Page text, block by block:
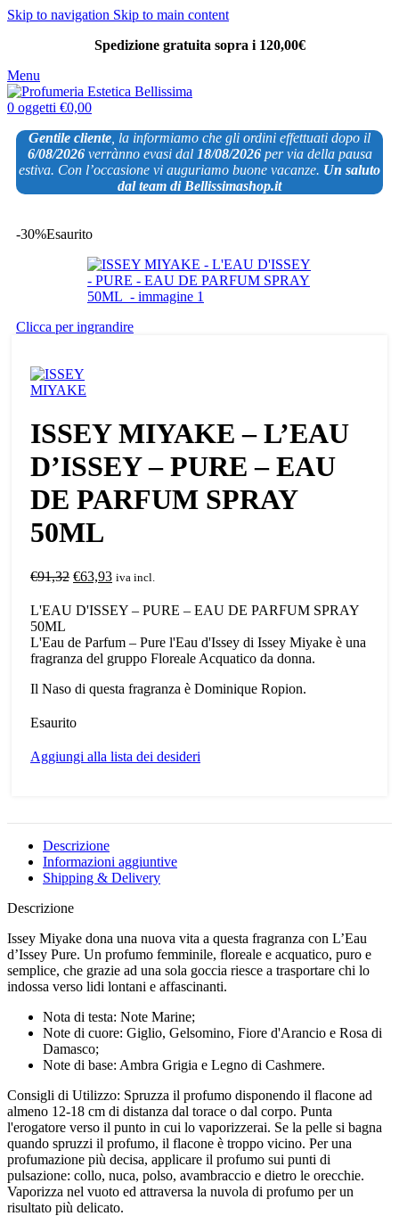
Skip to navigation Skip to main content
Spedizione gratuita sopra i 120,00€
Menu
0 oggetti €0,00
Gentile cliente , la informiamo che gli ordini effettuati dopo il
6/08/2026verrànno evasi dal 18/08/2026per via della pausa
estiva. Con l’occasione vi auguriamo buone vacanze. Un saluto
dal team di Bellissimashop.it
-30%Esaurito
Clicca per ingrandire
ISSEY MIYAKE – L’EAU
D’ISSEY – PURE – EAU
DE PARFUM SPRAY
50ML
€91,32 Il
originale
€91,32.
€63,93Il
attuale
€63,93.
iva incl.
L'EAU D'ISSEY – PURE – EAU DE PARFUM SPRAY
50ML
L'Eau de Parfum – Pure l'Eau d'Issey di Issey Miyake è una
fragranza del gruppo Floreale Acquatico da donna.
Il Naso di questa fragranza è Dominique Ropion.
Esaurito
Aggiungi alla lista dei desideri
Descrizione
Informazioni aggiuntive
Shipping & Delivery
Descrizione
Issey Miyake dona una nuova vita a questa fragranza con L’Eau
d’Issey Pure. Un profumo femminile, floreale e acquatico, puro e
semplice, che grazie ad una sola goccia riesce a trasportare chi lo
indossa verso lidi lontani e affascinanti.
Nota di testa: Note Marine;
Note di cuore: Giglio, Gelsomino, Fiore d'Arancio e Rosa di
Damasco;
Note di base: Ambra Grigia e Legno di Cashmere.
Consigli di Utilizzo: Spruzza il profumo disponendo il flacone ad
almeno 12-18 cm di distanza dal torace o dal corpo. Punta
l'erogatore verso il punto in cui lo vaporizzerai. Se la pelle si bagna
quando spruzzi il profumo, il flacone è troppo vicino. Per una
profumazione più decisa, applicare il profumo sui punti di
pulsazione: collo, nuca, polso, avambraccio e dietro le orecchie.
Vaporizza nel vuoto ed attraversa la nuvola di profumo per un
risultato più delicato.